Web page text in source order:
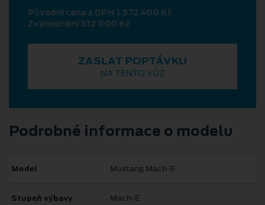
Původní cena s DPH 1 572 400 Kč
Zvýhodnění 372 000 Kč
ZASLAT POPTÁVKU
NA TENTO VŮZ
Podrobné informace o modelu
Model Mustang Mach‑E
Stupeň výbavy Mach-E